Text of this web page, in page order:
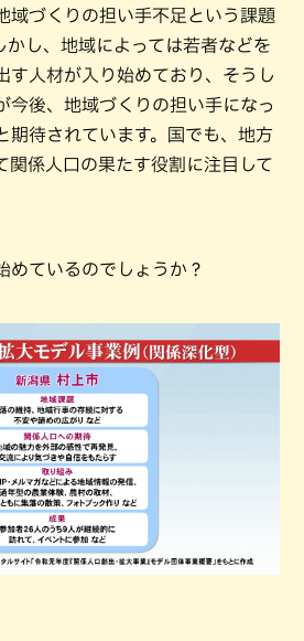
域づくりの担い手不足という課題
かし、地域によっては若者などを
す人材が入り始めており、そうし
今後、地域づくりの担い手になっ
期待されています。国でも、地方
関係人口の果たす役割に注目して
めているのでしょうか？